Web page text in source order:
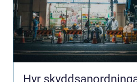
Hyr